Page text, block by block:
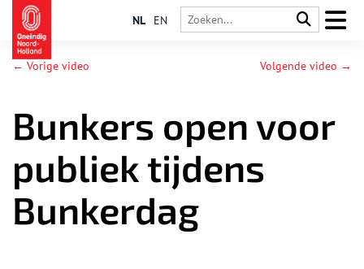
NL EN
← Vorige video Volgende video →
Bunkers open voor
publiek tijdens
Bunkerdag